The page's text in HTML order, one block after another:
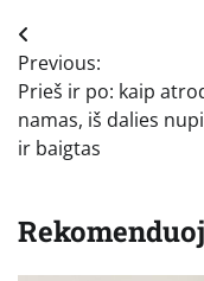
Navigacija
tarp
įrašų
Previous:
Prieš ir po: kaip
namas, iš dalies
ir baigtas